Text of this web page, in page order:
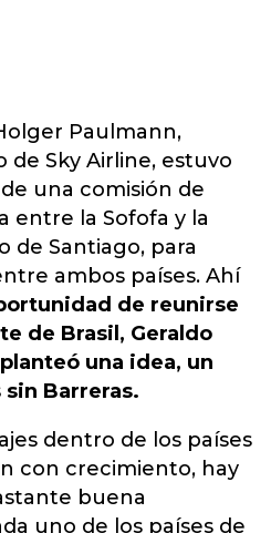
Paulmann,
Sky Airline, estuvo
una comisión de
entre la Sofofa y la
de Santiago, para
ambos países. Ahí
de reunirse
de Brasil, Geraldo
una idea, un
Barreras.
dentro de los países
con crecimiento, hay
buena
uno de los países de